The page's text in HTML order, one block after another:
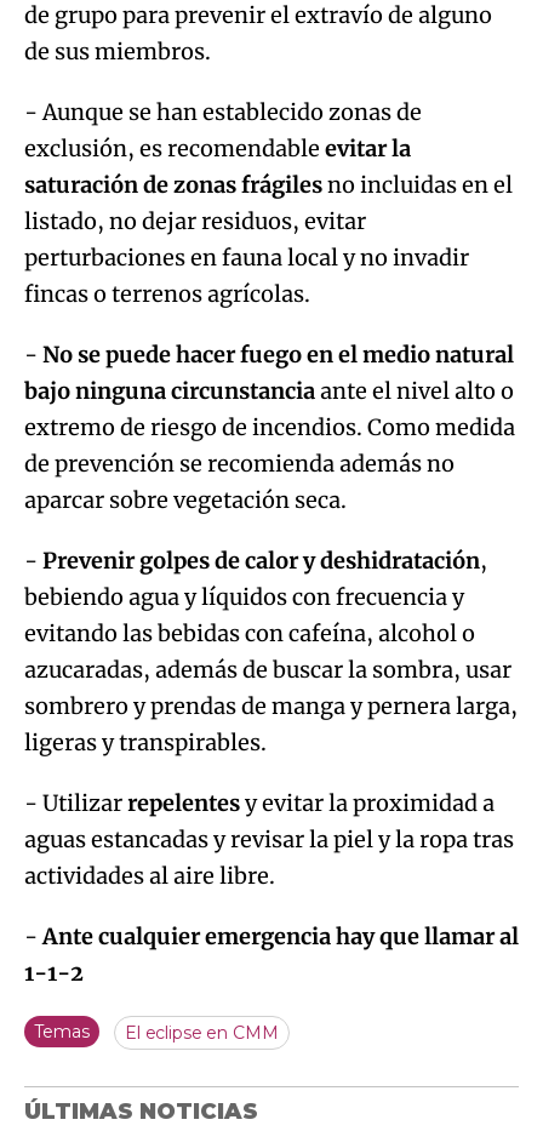
de grupo para prevenir el extravío de alguno
de sus miembros.
- Aunque se han establecido zonas de
exclusión, es recomendable evitar la
saturación de zonas frágilesno incluidas en el
listado, no dejar residuos, evitar
perturbaciones en fauna local y no invadir
fincas o terrenos agrícolas.
- No se puede hacer fuego en el medio natural
bajo ninguna circunstanciaante el nivel alto o
extremo de riesgo de incendios. Como medida
de prevención se recomienda además no
aparcar sobre vegetación seca.
- Prevenir golpes de calor y deshidratación,
bebiendo agua y líquidos con frecuencia y
evitando las bebidas con cafeína, alcohol o
azucaradas, además de buscar la sombra, usar
sombrero y prendas de manga y pernera larga,
ligeras y transpirables.
- Utilizarrepelentesy evitar la proximidad a
aguas estancadas y revisar la piel y la ropa tras
actividades al aire libre.
-Ante cualquier emergencia hay que llamar al
1-1-2
Temas El eclipse en CMM
ÚLTIMAS NOTICIAS